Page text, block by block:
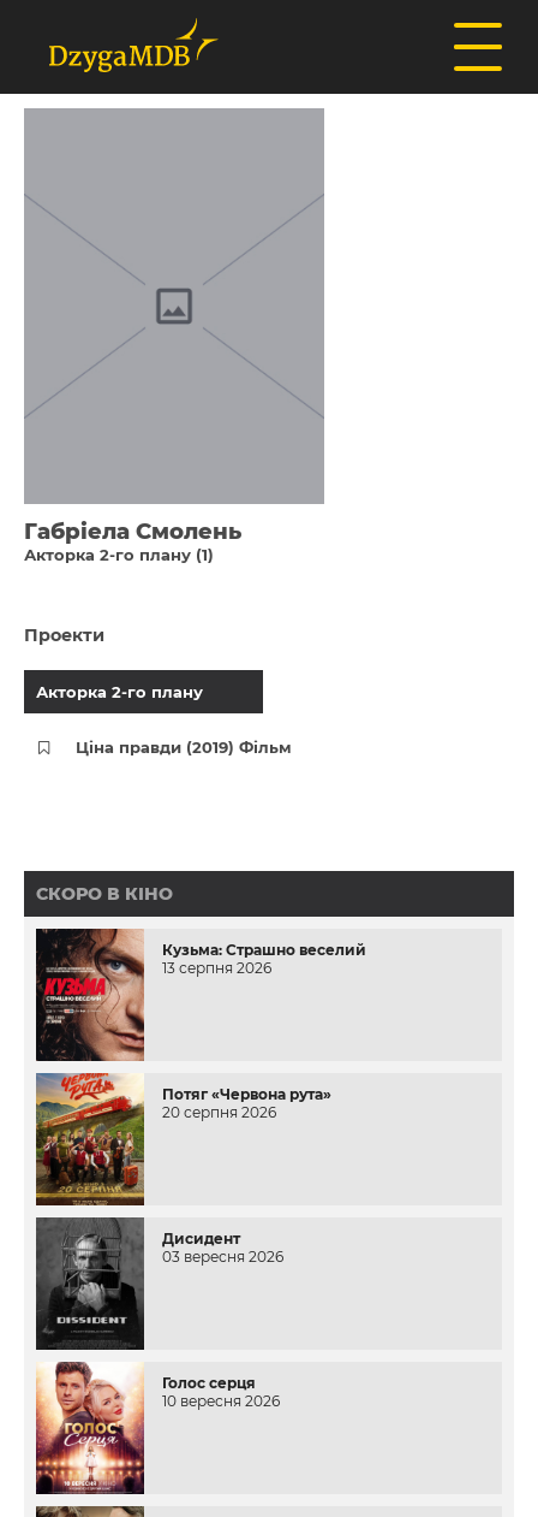
Габріела Смолень
Акторка 2-го плану (1)
Проекти
Акторка 2-го плану
Ціна правди (2019) Фільм
СКОРО В КІНО
Кузьма: Страшно веселий
13 серпня 2026
Потяг «Червона рута»
20 серпня 2026
Дисидент
03 вересня 2026
Голос серця
10 вересня 2026